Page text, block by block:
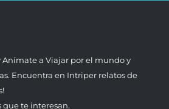
Anímate a Viajar por el mundo y
Encuentra en Intriper relatos de
que te interesan.